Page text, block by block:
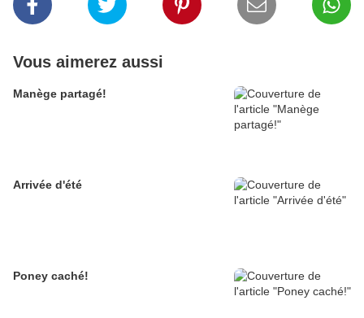
Vous aimerez aussi
Manège partagé!
Arrivée d'été
Poney caché!